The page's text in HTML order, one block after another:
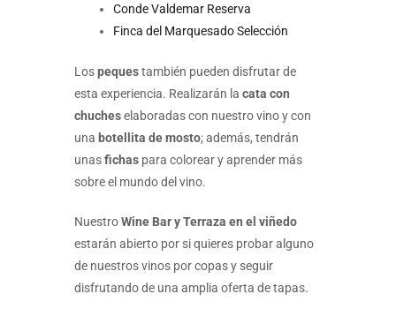
Conde Valdemar Reserva
Finca del Marquesado Selección
Lospequestambién pueden disfrutar de
esta experiencia. Realizarán la cata con
chucheselaboradas con nuestro vino y con
una botellita de mosto; además, tendrán
unasfichas para colorear y aprender más
sobre el mundo del vino.
NuestroWine Bar y Terraza en el viñedo
estarán abierto por si quieres probar alguno
de nuestros vinos por copas y seguir
disfrutando de una amplia oferta de tapas.